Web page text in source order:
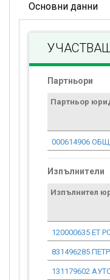
Основни данни
Партньори
Партньор
000614906
Изпълнители
Изпълнител
120000635 ЕТ
831496285
131179602